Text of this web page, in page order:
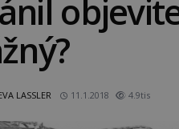
LASSLER 11.1.2018 4.9tis